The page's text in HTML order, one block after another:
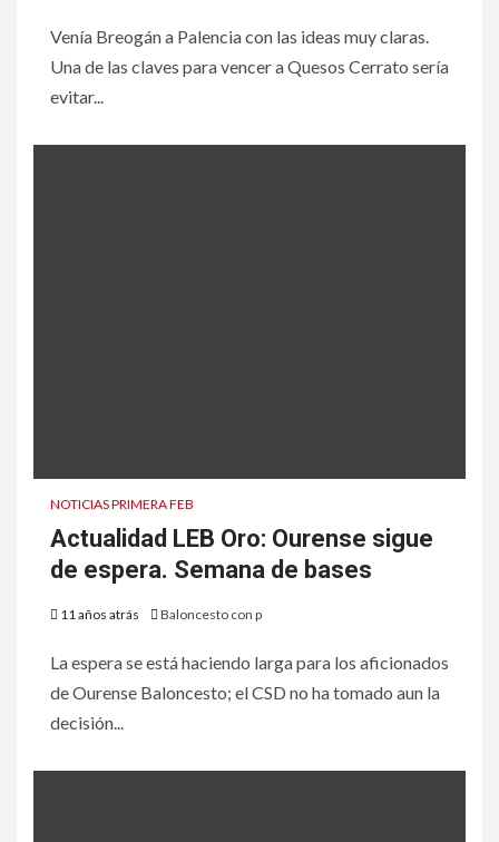
Venía Breogán a Palencia con las ideas muy claras.
Una de las claves para vencer a Quesos Cerrato sería
evitar...
NOTICIAS PRIMERA FEB
Actualidad LEB Oro: Ourense sigue
de espera. Semana de bases
11 años atrás Baloncesto con p
La espera se está haciendo larga para los aficionados
de Ourense Baloncesto; el CSD no ha tomado aun la
decisión...